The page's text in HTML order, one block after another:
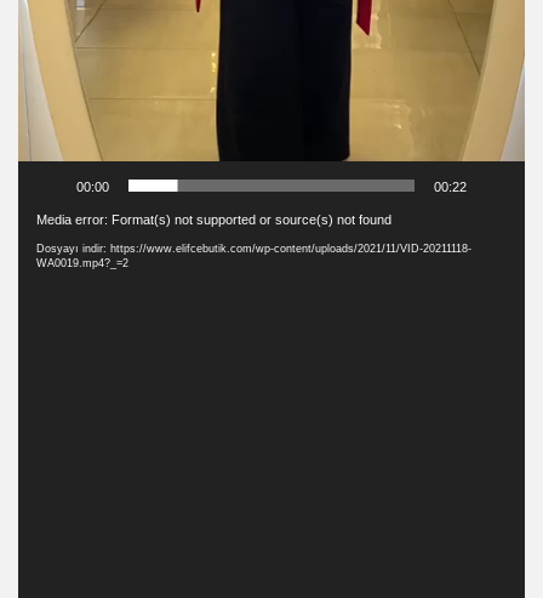
00:00 00:22
Video
oynatıcı
Media error: Format(s) not supported or source(s) not found
Dosyayı indir: https://www.elifcebutik.com/wp-content/uploads/2021/11/VID-20211118-
WA0019.mp4?_=2